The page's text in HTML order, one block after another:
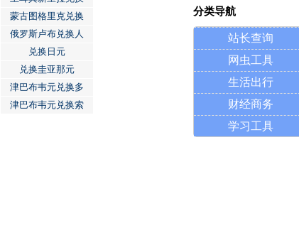
蒙古图格里克兑换
俄罗斯卢布兑换人
兑换日元
兑换圭亚那元
津巴布韦元兑换多
津巴布韦元兑换索
分类导航
站长查询
网虫工具
生活出行
财经商务
学习工具